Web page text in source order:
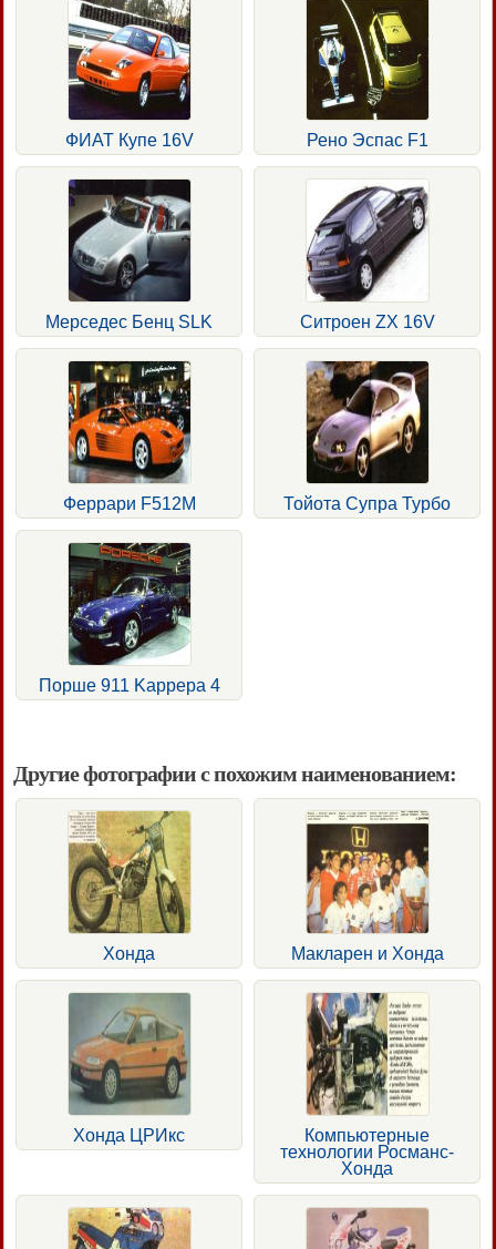
ФИАТ Купе 16V Рено Эспас F1
Мерседес Бенц SLK Ситроен ZX 16V
Феррари F512M Тойота Супра Турбо
Порше 911 Kappepa 4
Другие фотографии с похожим наименованием:
Хонда Макларен и Хонда
Хонда ЦРИкс
Компьютерные
технологии Росманс-
Хонда